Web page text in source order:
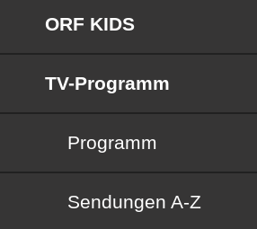
ORF KIDS
TV-Programm
Programm
Sendungen von A bis Z
Sendungen A-Z